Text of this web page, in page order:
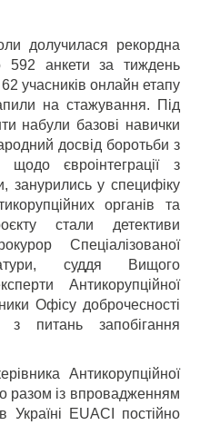
долучилася рекордна
592 анкети за тиждень
62 учасників онлайн етапу
на стажування. Під
набули базові навички
досвід боротьби з
щодо євроінтеграції з
занурились у специфіку
органів та
стали детективи
Спеціалізованої
суддя Вищого
Антикорупційної
Офісу доброчесності
з питань запобігання
Антикорупційної
разом із впровадженням
Україні EUACI постійно